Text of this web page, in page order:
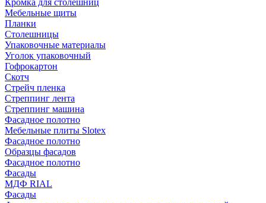
Кромка для столешниц
Мебельные щиты
Планки
Столешницы
Упаковочные материалы
Уголок упаковочный
Гофрокартон
Скотч
Стрейч пленка
Стреппинг лента
Стреппинг машина
Фасадное полотно
Мебельные плиты Slotex
Фасадное полотно
Образцы фасадов
Фасадное полотно
Фасады
МДФ RIAL
Фасады